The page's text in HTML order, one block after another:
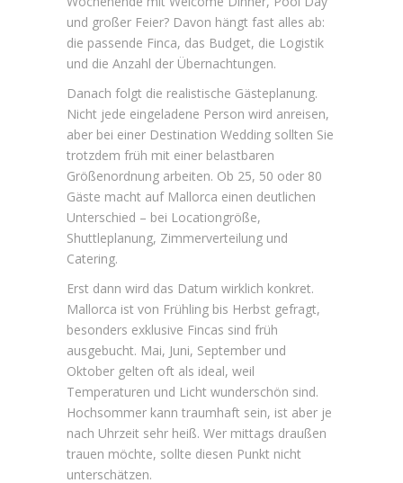
und großer Feier? Davon hängt fast alles ab:
die passende Finca, das Budget, die Logistik
und die Anzahl der Übernachtungen.
Danach folgt die realistische Gästeplanung.
Nicht jede eingeladene Person wird anreisen,
aber bei einer Destination Wedding sollten Sie
trotzdem früh mit einer belastbaren
Größenordnung arbeiten. Ob 25, 50 oder 80
Gäste macht auf Mallorca einen deutlichen
Unterschied – bei Locationgröße,
Shuttleplanung, Zimmerverteilung und
Catering.
Erst dann wird das Datum wirklich konkret.
Mallorca ist von Frühling bis Herbst gefragt,
besonders exklusive Fincas sind früh
ausgebucht. Mai, Juni, September und
Oktober gelten oft als ideal, weil
Temperaturen und Licht wunderschön sind.
Hochsommer kann traumhaft sein, ist aber je
nach Uhrzeit sehr heiß. Wer mittags draußen
trauen möchte, sollte diesen Punkt nicht
unterschätzen.